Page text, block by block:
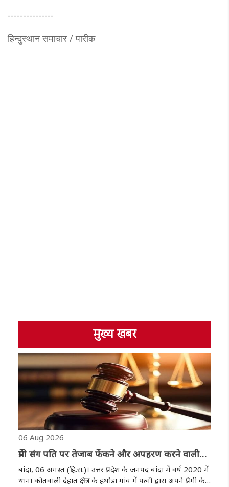
---------------
हिन्दुस्थान समाचार / पारीक
मुख्य खबर
06 Aug 2026
प्रेमी संग पति पर तेजाब फेंकने और अपहरण करने वाली
पत्नी समेत दो दोषियों को सात-सात साल की सजा
बांदा, 06 अगस्त (हि.स.)। उत्तर प्रदेश के जनपद बांदा में वर्ष 2020 में
थाना कोतवाली देहात क्षेत्र के हथौड़ा गांव में पत्नी द्वारा अपने प्रेमी के